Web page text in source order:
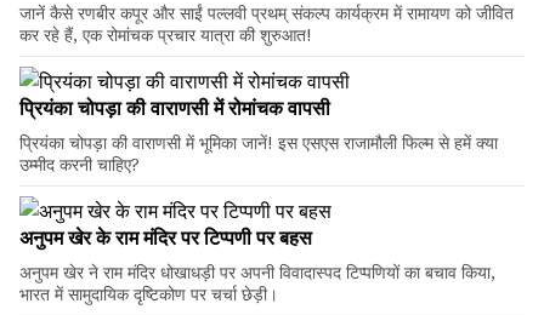
जानें कैसे रणबीर कपूर और साईं पल्लवी प्रथम् संकल्प कार्यक्रम में रामायण को जीवित
कर रहे हैं, एक रोमांचक प्रचार यात्रा की शुरुआत!
प्रियंका चोपड़ा की वाराणसी में रोमांचक वापसी
प्रियंका चोपड़ा की वाराणसी में भूमिका जानें! इस एसएस राजामौली फिल्म से हमें क्या
उम्मीद करनी चाहिए?
अनुपम खेर के राम मंदिर पर टिप्पणी पर बहस
अनुपम खेर ने राम मंदिर धोखाधड़ी पर अपनी विवादास्पद टिप्पणियों का बचाव किया,
भारत में सामुदायिक दृष्टिकोण पर चर्चा छेड़ी।